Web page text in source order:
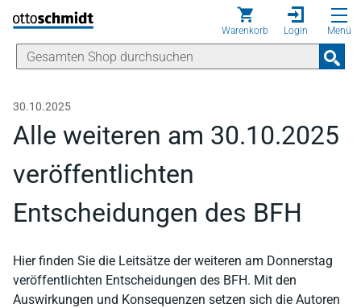
Direkt zum Inhalt
Warenkorb Login Menü
30.10.2025
Alle weiteren am 30.10.2025
veröffentlichten
Entscheidungen des BFH
Hier finden Sie die Leitsätze der weiteren am Donnerstag
veröffentlichten Entscheidungen des BFH. Mit den
Auswirkungen und Konsequenzen setzen sich die Autoren